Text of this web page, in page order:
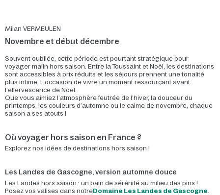
Milan VERMEULEN
Novembre et début décembre
Souvent oubliée, cette période est pourtant stratégique pour
voyager malin hors saison. Entre la Toussaint et Noël, les destinations
sont accessibles à prix réduits et les séjours prennent une tonalité
plus intime. L’occasion de vivre un moment ressourçant avant
l’effervescence de Noël.
Que vous aimiez l’atmosphère feutrée de l’hiver, la douceur du
printemps, les couleurs d’automne ou le calme de novembre, chaque
saison a ses atouts !
Où voyager hors saison en France ?
Explorez nos idées de destinations hors saison !
Les Landes de Gascogne, version automne douce
Les Landes hors saison : un bain de sérénité au milieu des pins !
Posez vos valises dans notreDomaine Les Landes de Gascogne.